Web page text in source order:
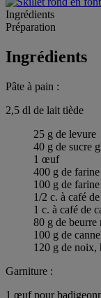
Ingrédients
Préparation
Ingrédients
Pâte à pain :
2,5 dl de lait tiède
25 g de levure
40 g de sucre
1 œuf
400 g de
100 g de
1/2 c. à café
1 c. à café de
80 g de beurre
100 g de
120 g de noix,
Garniture :
1 œuf pour